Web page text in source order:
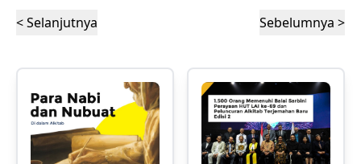
< Selanjutnya Sebelumnya >